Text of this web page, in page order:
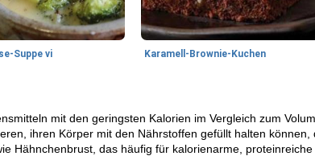
Suppe vi Karamell-Brownie-Kuchen
mit den geringsten Kalorien im Vergleich zum
ihren Körper mit den Nährstoffen gefüllt halten
Hähnchenbrust, das häufig für kalorienarme,